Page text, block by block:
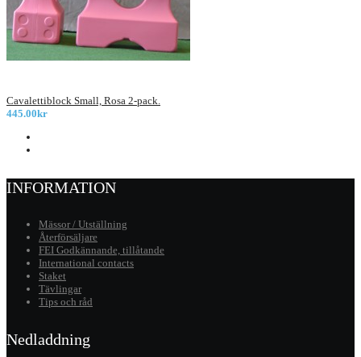
Cavalettiblock Small, Rosa 2-pack.
445.00kr
INFORMATION
Mässor / Utställning
Återförsäljare
FEI Godkännande, tillåtande
International contacts
Staket
Tävlingar
Tips och råd
Nedladdning